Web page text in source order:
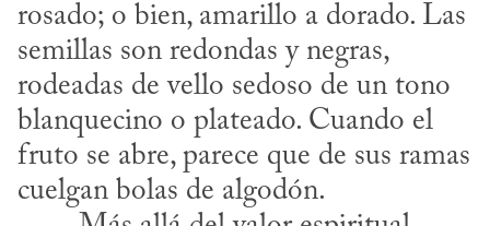
rosado; o bien, amarillo a dorado. Las
semillas son redondas y negras,
rodeadas de vello sedoso de un tono
blanquecino o plateado. Cuando el
fruto se abre, parece que de sus ramas
cuelgan bolas de algodón.